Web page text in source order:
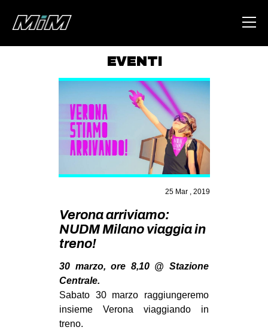
ABOUT
DEGENERAZIONE
GAZA FREESTYLE
CSOA LAMBRETTA
MSM
STUDENTI TSUNAMI
MOBILITAZIONI
EVENTI
25 Mar , 2019
Verona arriviamo:
NUDM Milano viaggia in
treno!
30 marzo, ore 8,10 @ Stazione
Centrale.
Sabato 30 marzo raggiungeremo
insieme Verona viaggiando in
treno.